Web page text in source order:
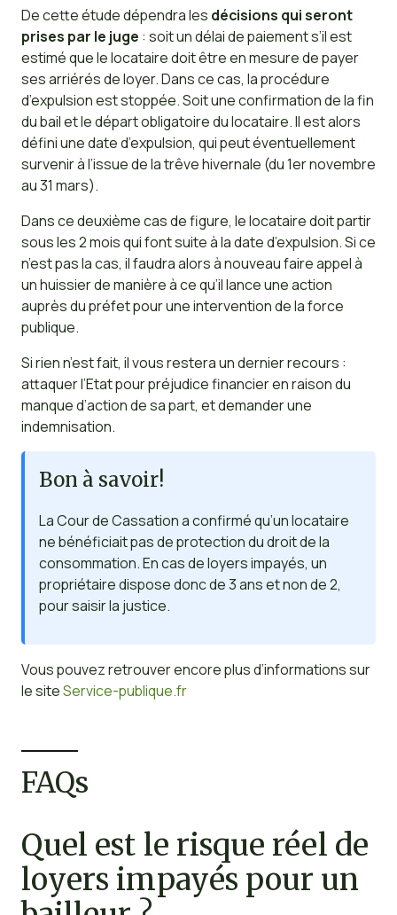
De cette étude dépendra les décisions qui seront
prises par le juge : soit un délai de paiement s’il est
estimé que le locataire doit être en mesure de payer
ses arriérés de loyer. Dans ce cas, la procédure
d’expulsion est stoppée. Soit une confirmation de la fin
du bail et le départ obligatoire du locataire. Il est alors
défini une date d’expulsion, qui peut éventuellement
survenir à l’issue de la trêve hivernale (du 1er novembre
au 31 mars).
Dans ce deuxième cas de figure, le locataire doit partir
sous les 2 mois qui font suite à la date d’expulsion. Si ce
n’est pas la cas, il faudra alors à nouveau faire appel à
un huissier de manière à ce qu’il lance une action
auprès du préfet pour une intervention de la force
publique.
Si rien n’est fait, il vous restera un dernier recours :
attaquer l’Etat pour préjudice financier en raison du
manque d’action de sa part, et demander une
indemnisation.
Bon à savoir!
La Cour de Cassation a confirmé qu’un locataire
ne bénéficiait pas de protection du droit de la
consommation. En cas de loyers impayés, un
propriétaire dispose donc de 3 ans et non de 2,
pour saisir la justice.
Vous pouvez retrouver encore plus d’informations sur
le siteService-publique.fr
FAQs
Quel est le risque réel de
loyers impayés pour un